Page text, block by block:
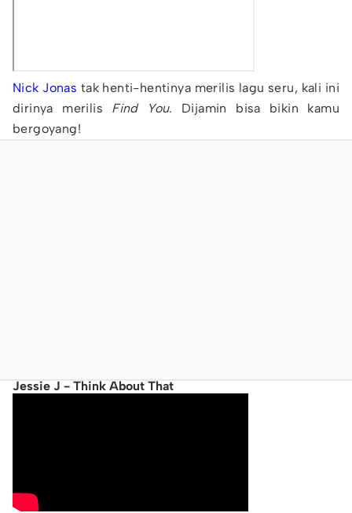
Nick Jonas tak henti-hentinya merilis lagu seru, kali ini
dirinya merilis Find You. Dijamin bisa bikin kamu
bergoyang!
Jessie J - Think About That